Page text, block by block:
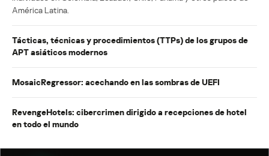
América Latina.
Tácticas, técnicas y procedimientos (TTPs) de los grupos de
APT asiáticos modernos
MosaicRegressor: acechando en las sombras de UEFI
RevengeHotels: cibercrimen dirigido a recepciones de hotel
en todo el mundo